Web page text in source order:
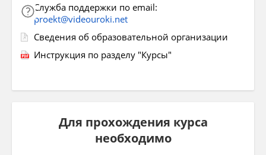
Служба поддержки по email:
proekt@videouroki.net
Сведения об образовательной организации
Инструкция по разделу "Курсы"
Для прохождения курса
необходимо